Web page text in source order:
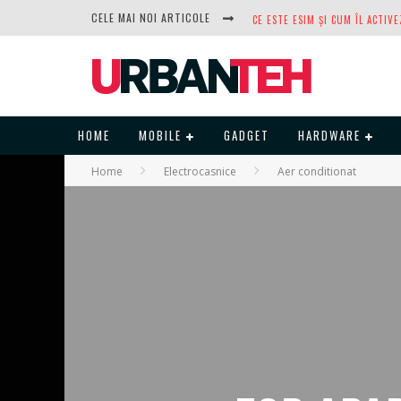
CELE MAI NOI ARTICOLE
DUPĂ ANI DE REFUZURI,
HOME MOBILE GADGET HARDWARE
Home Electrocasnice Aer conditionat